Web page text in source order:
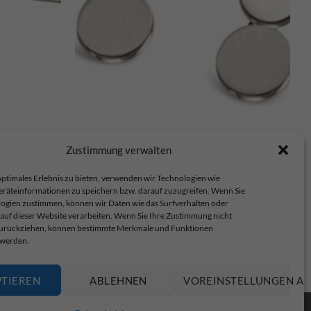
Zustimmung verwalten
Erlebnis zu bieten, verwenden wir Technologien wie
zu speichern bzw. darauf zuzugreifen. Wenn Sie
zustimmen, können wir Daten wie das Surfverhalten oder
dieser Website verarbeiten. Wenn Sie Ihre Zustimmung nicht
können bestimmte Merkmale und Funktionen
ABLEHNEN VOREINSTELLUNGEN
€59,00